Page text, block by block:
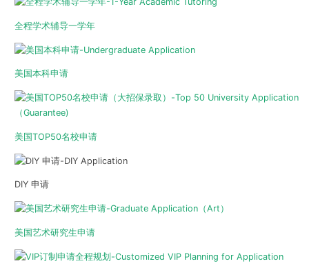
全程学术辅导一学年
美国本科申请
美国TOP50名校申请
DIY 申请
美国艺术研究生申请